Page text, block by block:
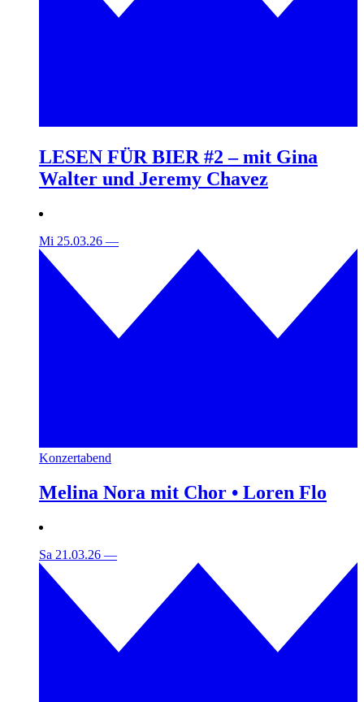
LESEN FÜR BIER #2 – mit Gina
Walter und Jeremy Chavez
Mi 25.03.26 —
Konzertabend
Melina Nora mit Chor • Loren Flo
Sa 21.03.26 —